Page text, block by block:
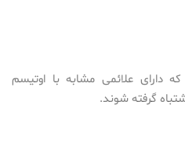
دارای علائمی مشابه با اوتیسم
گرفته شوند.